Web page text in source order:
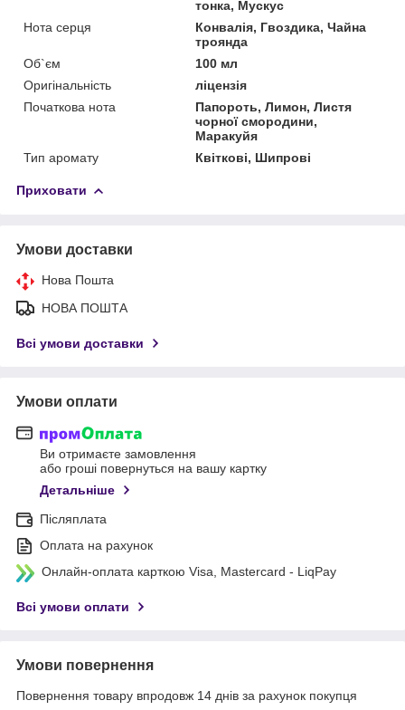
тонка, Мускус
Нота серця
Конвалія, Гвоздика, Чайна
троянда
Об`єм
100 мл
Оригінальність
ліцензія
Початкова нота
Папороть, Лимон, Листя
чорної смородини,
Маракуйя
Тип аромату
Квіткові, Шипрові
Приховати
Умови доставки
Нова Пошта
НОВА ПОШТА
Всі умови доставки
Умови оплати
Ви отримаєте замовлення
або гроші повернуться на вашу картку
Детальніше
Післяплата
Оплата на рахунок
Онлайн-оплата карткою Visa, Mastercard - LiqPay
Всі умови оплати
Умови повернення
Повернення товару впродовж 14 днів за рахунок покупця